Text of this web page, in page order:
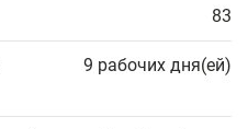
83
9 рабочих дня(ей)